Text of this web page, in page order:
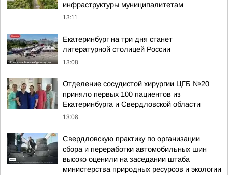
инфраструктуры муниципалитетам
13:11
Екатеринбург на три дня станет
литературной столицей России
13:08
Отделение сосудистой хирургии ЦГБ №20
приняло первых 100 пациентов из
Екатеринбурга и Свердловской области
13:08
Свердловскую практику по организации
сбора и переработки автомобильных шин
высоко оценили на заседании штаба
министерства природных ресурсов и экологии